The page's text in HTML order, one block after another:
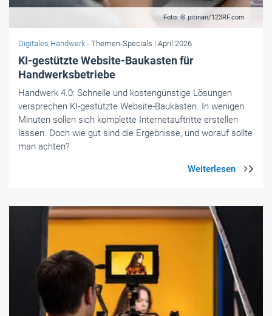
Foto: © pitinan/123RF.com
Digitales Handwerk - Themen-Specials | April 2026
KI-gestützte Website-Baukasten für
Handwerksbetriebe
Handwerk 4.0: Schnelle und kostengünstige Lösungen
versprechen KI-gestützte Website-Baukästen. In wenigen
Minuten sollen sich komplette Internetauftritte erstellen
lassen. Doch wie gut sind die Ergebnisse, und worauf sollte
man achten?